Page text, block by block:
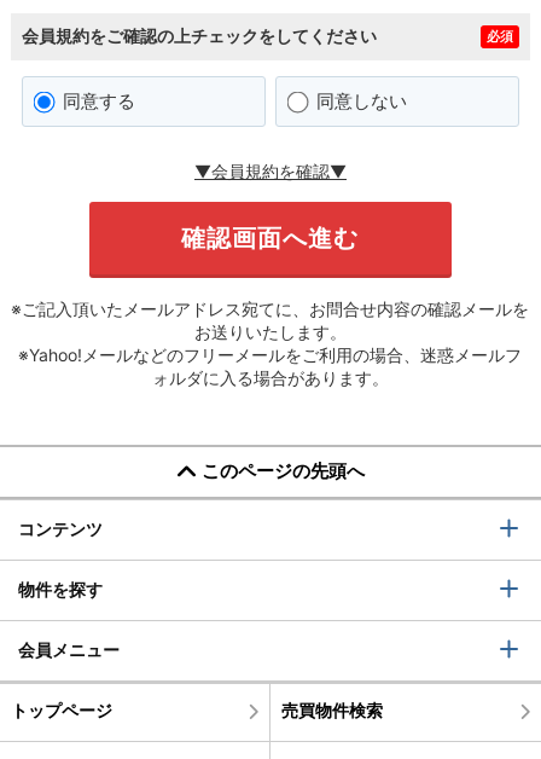
会員規約をご確認の上チェックをしてください 必須
同意する 同意しない
▼会員規約を確認▼
※ご記入頂いたメールアドレス宛てに、お問合せ内容の確認メールを
お送りいたします。
※Yahoo!メールなどのフリーメールをご利用の場合、迷惑メールフ
ォルダに入る場合があります。
このページの先頭へ
コンテンツ
物件を探す
会員メニュー
トップページ 売買物件検索